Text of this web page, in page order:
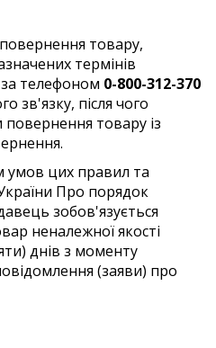
товару,
термінів
телефоном 0-800-312-370
зв'язку, після чого
товару із
умов цих правил та
Про порядок
зобов'язується
неналежної якості
днів з моменту
(заяви) про